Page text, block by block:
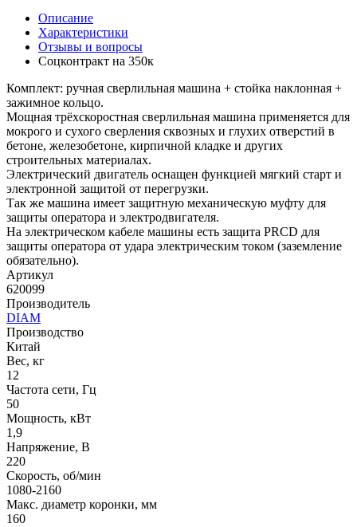
Описание
Характеристики
Отзывы и вопросы
Соцконтракт на 350к
Комплект: ручная сверлильная машина + стойка наклонная +
зажимное кольцо.
Мощная трёхскоростная сверлильная машина применяется для
мокрого и сухого сверления сквозных и глухих отверстий в
бетоне, железобетоне, кирпичной кладке и других
строительных материалах.
Электрический двигатель оснащен функцией мягкий старт и
электронной защитой от перегрузки.
Так же машина имеет защитную механическую муфту для
защиты оператора и электродвигателя.
На электрическом кабеле машины есть защита PRCD для
защиты оператора от удара электрическим током (заземление
обязательно).
Артикул
620099
Производитель
DIAM
Производство
Китай
Вес, кг
12
Частота сети, Гц
50
Мощность, кВт
1,9
Напряжение, В
220
Скорость, об/мин
1080-2160
Макс. диаметр коронки, мм
160